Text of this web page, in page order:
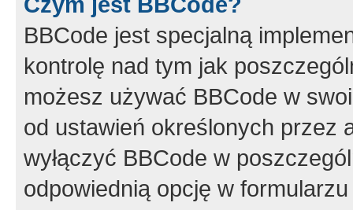
BBCode jest specjalną
kontrolę nad tym jak
możesz używać BBCode w
od ustawień określonych przez
wyłączyć BBCode w
odpowiednią opcję w